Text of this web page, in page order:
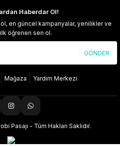
Haberdar Ol!
en güncel kampanyalar, yenilikler ve
öğrenen sen ol.
GÖNDER
Mağaza Yardım Merkezi
Pasajı - Tüm Hakları Saklıdır.